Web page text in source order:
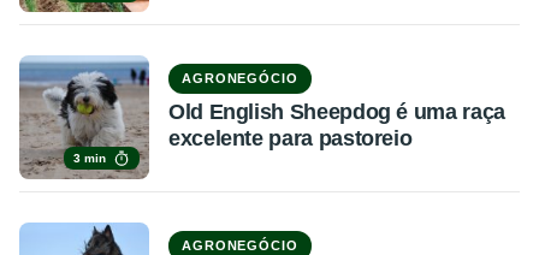
3 min
AGRONEGÓCIO
Old English Sheepdog é uma raça
excelente para pastoreio
AGRONEGÓCIO